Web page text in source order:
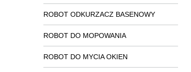
ROBOT ODKURZACZ BASENOWY
ROBOT DO MOPOWANIA
ROBOT DO MYCIA OKIEN